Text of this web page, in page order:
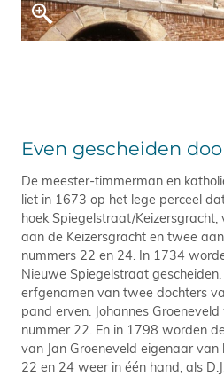
Even gescheiden
De meester-timmerman en
liet in 1673 op het lege perceel
hoek Spiegelstraat/
aan de Keizersgracht en twee
nummers 22 en 24. In 1734
Nieuwe Spiegelstraat
erfgenamen van twee dochters
pand erven. Johannes
nummer 22. En in 1798 worden
van Jan Groeneveld eigenaar
22 en 24 weer in één hand, als